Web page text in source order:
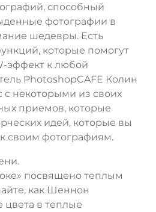
способный
фотографии в
шедевры. Есть
которые помогут
эффект к любой
PhotoshopCAFE Колин
с некоторыми из своих
приемов, которые
идей, которые вы
своим фотографиям.
посвящено теплым
как Шеннон
в теплые